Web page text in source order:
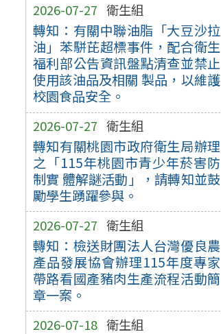
2026-07-27 衛生組
轉知：有關中聯油脂「大豆沙拉
油」苯駢芘超標事件，配合衛生
福利部公告資訊盤點清查並禁止
使用該油品及相關 製品，以維護
校園食品安全。
2026-07-27 衛生組
轉知有關桃園市政府衛生局辦理
之「115年桃園市青少年菸害防
制實 體解謎活動」，請轉知並鼓
勵學生踴躍參與。
2026-07-27 衛生組
轉知：檢送財團法人台灣優良農
產品發展協會辦理115年度專家
帶路看國產豬肉生產流程活動簡
章一案。
2026-07-18 衛生組